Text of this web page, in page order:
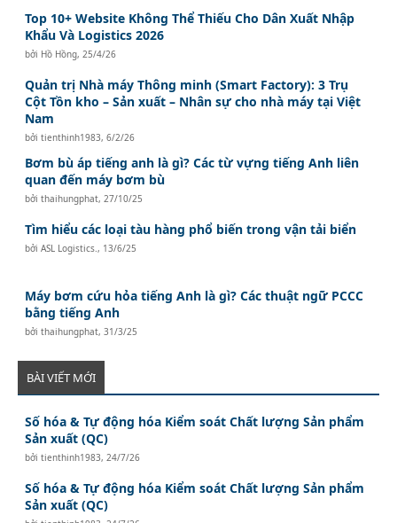
Top 10+ Website Không Thể Thiếu Cho Dân Xuất Nhập
Khẩu Và Logistics 2026
bởi Hồ Hồng, 25/4/26
Quản trị Nhà máy Thông minh (Smart Factory): 3 Trụ
Cột Tồn kho – Sản xuất – Nhân sự cho nhà máy tại Việt
Nam
bởitienthinh1983,6/2/26
Bơm bù áp tiếng anh là gì? Các từ vựng tiếng Anh liên
quan đến máy bơm bù
bởithaihungphat, 27/10/25
Tìm hiểu các loại tàu hàng phổ biến trong vận tải biển
bởiASL Logistics. , 13/6/25
Máy bơm cứu hỏa tiếng Anh là gì? Các thuật ngữ PCCC
bằng tiếng Anh
bởithaihungphat,31/3/25
BÀI VIẾT MỚI
Số hóa & Tự động hóa Kiểm soát Chất lượng Sản phẩm
Sản xuất (QC)
bởitienthinh1983, 24/7/26
Số hóa & Tự động hóa Kiểm soát Chất lượng Sản phẩm
Sản xuất (QC)